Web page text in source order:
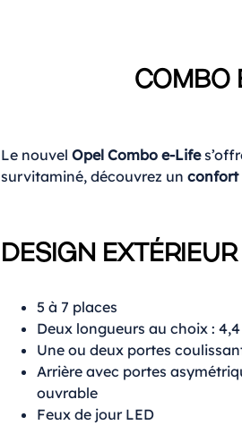
COMBO
Le nouvel Opel Combo e-Life
survitaminé, découvrez un confort
DESIGN EXTÉRIEUR
5 à 7 places
Deux longueurs au choix :
Une ou deux portes
Arrière avec portes
ouvrable
Feux de jour LED